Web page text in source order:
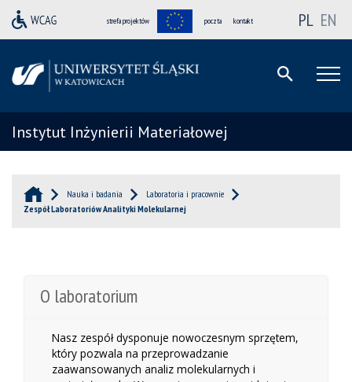
strefa projektów poczta kontakt PL EN
Instytut Inżynierii Materiałowej
Nauka i badania
Laboratoria i pracownie
Zespół Laboratoriów Analityki Molekularnej
O laboratorium
Nasz zespół dysponuje nowoczesnym sprzętem,
który pozwala na przeprowadzanie
zaawansowanych analiz molekularnych i